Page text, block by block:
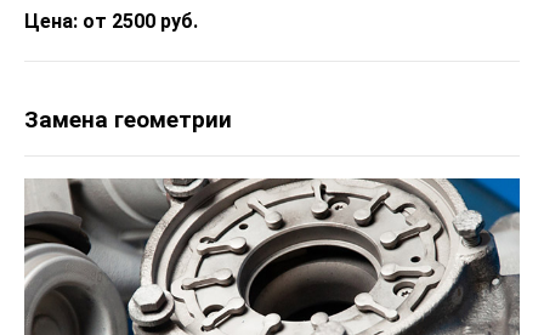
Цена: от 2500 руб.
Замена геометрии